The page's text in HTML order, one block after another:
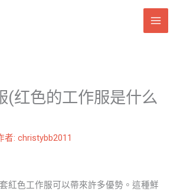
(红色的工作服是什么
者:christybb2011
紅色工作服可以帶來許多優勢。這種鮮